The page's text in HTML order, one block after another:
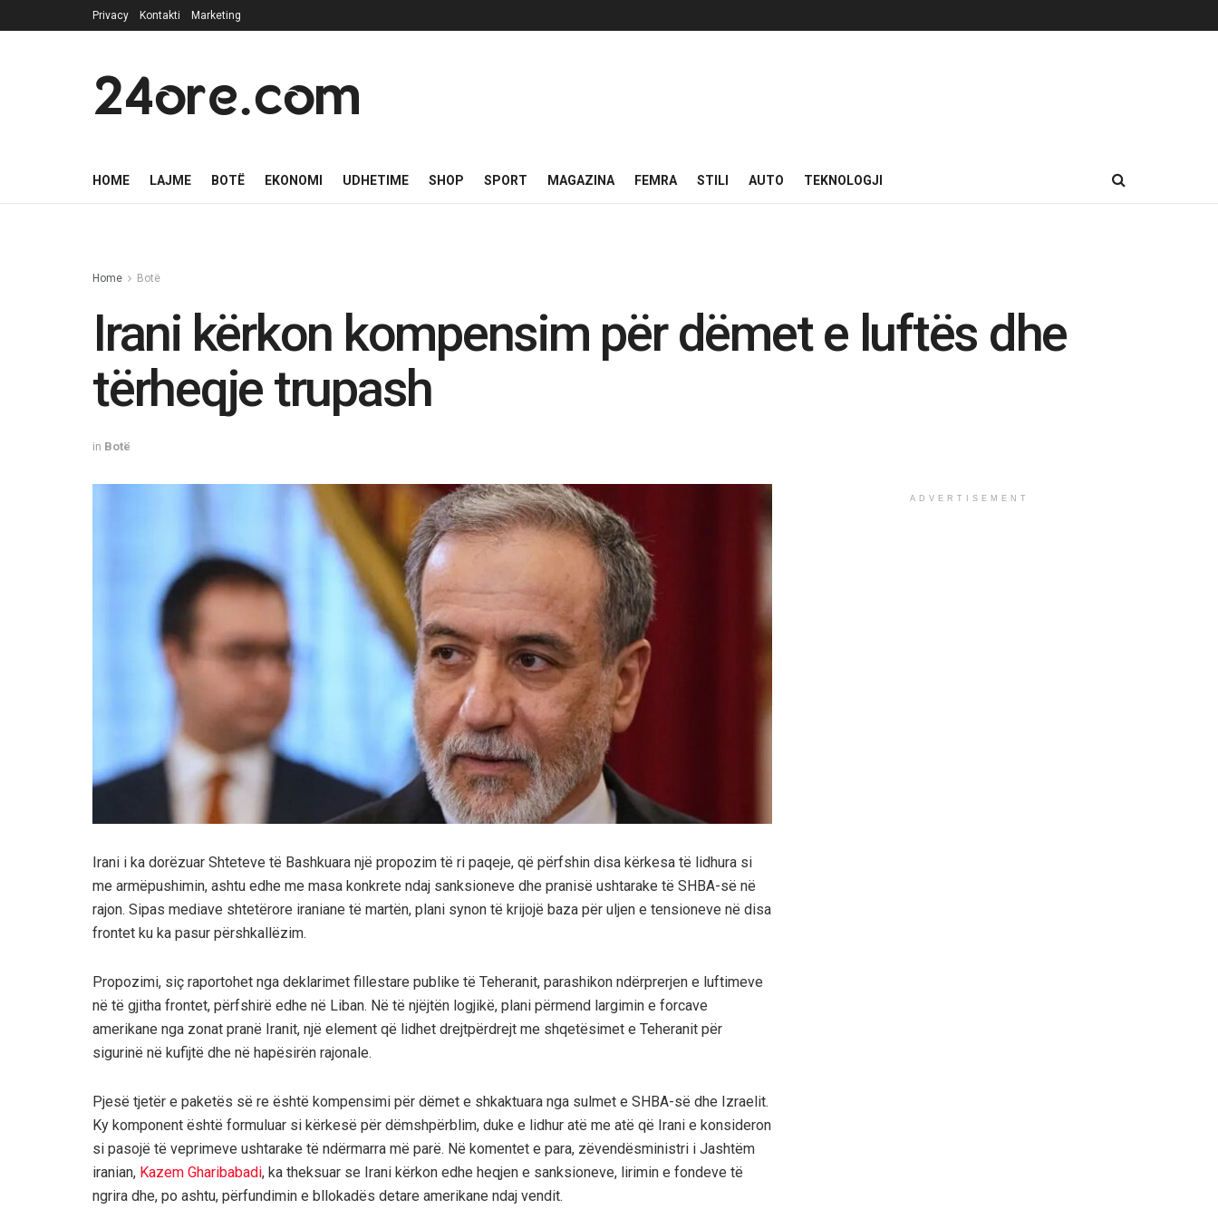
Privacy Kontakti Marketing
24ore.com
HOME LAJME BOTË EKONOMI UDHETIME SHOP SPORT MAGAZINA FEMRA STILI AUTO TEKNOLOGJI
Home Botë
Irani kërkon kompensim për dëmet e luftës dhe
tërheqje trupash
in Botë
Irani i ka dorëzuar Shteteve të Bashkuara një propozim të ri paqeje, që përfshin disa kërkesa të lidhura si
me armëpushimin, ashtu edhe me masa konkrete ndaj sanksioneve dhe pranisë ushtarake të SHBA-së në
rajon. Sipas mediave shtetërore iraniane të martën, plani synon të krijojë baza për uljen e tensioneve në disa
frontet ku ka pasur përshkallëzim.
Propozimi, siç raportohet nga deklarimet fillestare publike të Teheranit, parashikon ndërprerjen e luftimeve
në të gjitha frontet, përfshirë edhe në Liban. Në të njëjtën logjikë, plani përmend largimin e forcave
amerikane nga zonat pranë Iranit, një element që lidhet drejtpërdrejt me shqetësimet e Teheranit për
sigurinë në kufijtë dhe në hapësirën rajonale.
Pjesë tjetër e paketës së re është kompensimi për dëmet e shkaktuara nga sulmet e SHBA-së dhe Izraelit.
Ky komponent është formuluar si kërkesë për dëmshpërblim, duke e lidhur atë me atë që Irani e konsideron
si pasojë të veprimeve ushtarake të ndërmarra më parë. Në komentet e para, zëvendësministri i Jashtëm
iranian, Kazem Gharibabadi, ka theksuar se Irani kërkon edhe heqjen e sanksioneve, lirimin e fondeve të
ngrira dhe, po ashtu, përfundimin e bllokadës detare amerikane ndaj vendit.
ADVERTISEMENT